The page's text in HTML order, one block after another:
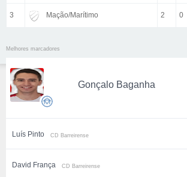
3 Mação/Marítimo 2 0
Melhores marcadores
Gonçalo Baganha
Luís Pinto CD Barreirense
David França CD Barreirense